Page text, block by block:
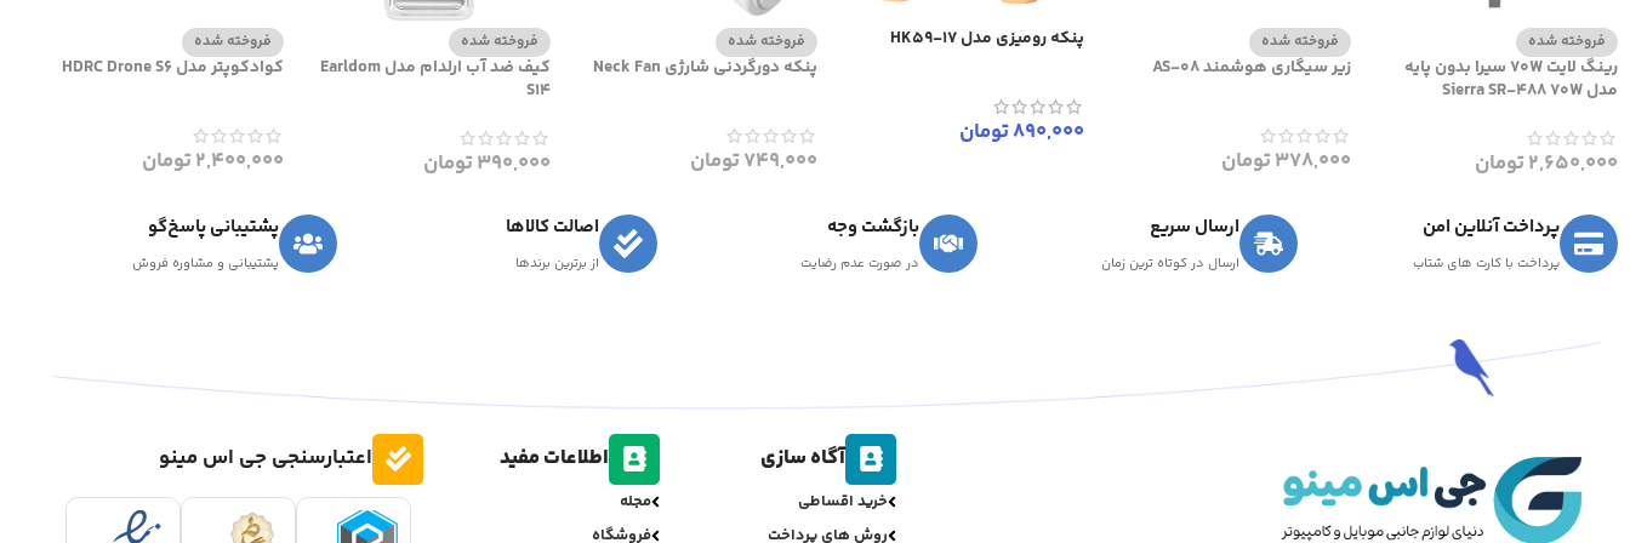
فروخته شده
رینگ لایت 70W سیرا بدون پایه
مدل Sierra SR-488 70W
2,650,000تومان
فروخته شده
زیر سیگاری هوشمند AS-08
378,000تومان
پنکه رومیزی مدل HK59-17
890,000تومان
فروخته شده
پنکه دورگردنی شارژی Neck Fan
749,000تومان
فروخته شده
کیف ضد آب ارلدام مدل Earldom
S14
390,000تومان
فروخته شده
کوادکوپتر مدل HDRC Drone S6
2,400,000تومان
پرداخت آنلاین امن
پرداخت با کارت های شتاب
ارسال سریع
ارسال در کوتاه ترین زمان
بازگشت وجه
در صورت عدم رضایت
اصالت کالاها
از برترین برندها
پشتیبانی پاسخ‌گو
پشتیبانی و مشاوره فروش
آگاه سازی
خرید اقساطی
روش های پرداخت
اطلاعات مفید
مجله
فروشگاه
اعتبارسنجی جی اس مینو